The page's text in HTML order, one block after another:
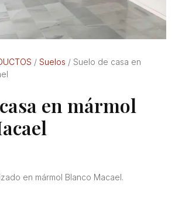
/ Suelos / Suelo de casa en
en mármol
en mármol Blanco Macael.